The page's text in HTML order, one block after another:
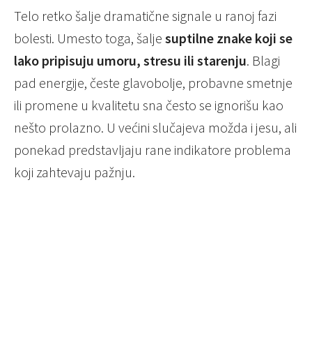
Telo retko šalje dramatične signale u ranoj fazi
bolesti. Umesto toga, šalje suptilne znake koji se
lako pripisuju umoru, stresu ili starenju. Blagi
pad energije, česte glavobolje, probavne smetnje
ili promene u kvalitetu sna često se ignorišu kao
nešto prolazno. U većini slučajeva možda i jesu, ali
ponekad predstavljaju rane indikatore problema
koji zahtevaju pažnju.